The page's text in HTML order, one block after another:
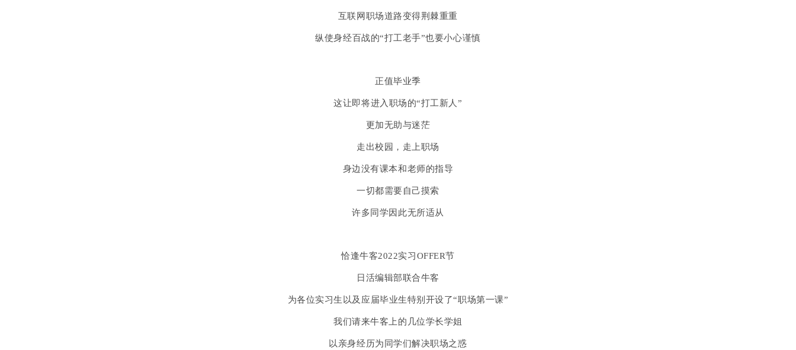
互联网职场道路变得荆棘重重
纵使身经百战的“打工老手”也要小心谨慎
正值毕业季
这让即将进入职场的“打工新人”
更加无助与迷茫
走出校园，走上职场
身边没有课本和老师的指导
一切都需要自己摸索
许多同学因此无所适从
恰逢牛客2022实习OFFER节
日活编辑部联合牛客
为各位实习生以及应届毕业生特别开设了“职场第一课”
我们请来牛客上的几位学长学姐
以亲身经历为同学们解决职场之惑